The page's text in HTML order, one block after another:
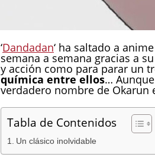
‘Dandadan‘ ha saltado a
semana a semana gracias a
y acción como para parar un
química entre ellos…
verdadero nombre de Okarun
Tabla de Contenidos
Un clásico inolvidable